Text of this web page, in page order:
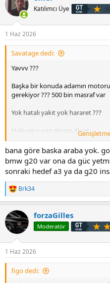
Katılımcı Üye
1 Haz 2026
Savatage dedi:
Yavvv ???
Başka bir konuda adamın
gerekiyor ??? 500 bin masraf var
Yok hatalı yakıt yok hararet ???
Hala vw + vag alıcam diyor.
Yahu bu kadar fanatik olmayın !
Bu kadar yerkili servis + marka
Alman Arabası düdüklükmü
Alın yarı fiyatına düdüğünden bi
Bu zihniyetle yıllarca
Benim araba ?
bana göre baska araba yok.
bmw g20 var ona da güc
sonraki hedef a3 ya da g20
T
e
k
i
l
Brk34
forzaGilles
Moderatör
1 Haz 2026
figo dedi: